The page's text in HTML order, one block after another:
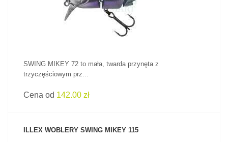
SWING MIKEY 72 to mała, twarda przynęta z
trzyczęściowym prz...
Cena od 142.00 zł
ILLEX WOBLERY SWING MIKEY 115